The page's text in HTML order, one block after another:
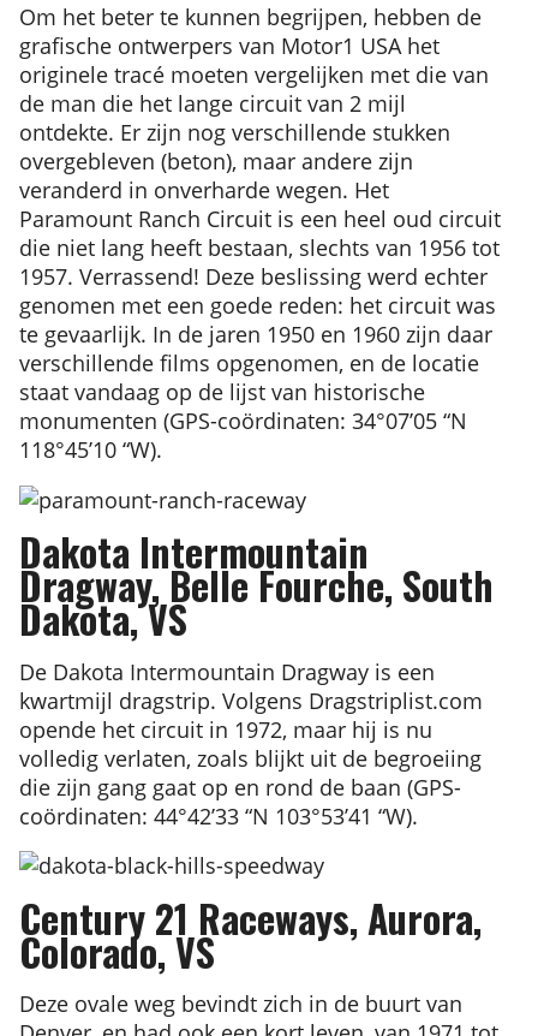
Om het beter te kunnen begrijpen, hebben de
grafische ontwerpers van Motor1 USA het
originele tracé moeten vergelijken met die van
de man die het lange circuit van 2 mijl
ontdekte. Er zijn nog verschillende stukken
overgebleven (beton), maar andere zijn
veranderd in onverharde wegen. Het
Paramount Ranch Circuit is een heel oud circuit
die niet lang heeft bestaan, slechts van 1956 tot
1957. Verrassend! Deze beslissing werd echter
genomen met een goede reden: het circuit was
te gevaarlijk. In de jaren 1950 en 1960 zijn daar
verschillende films opgenomen, en de locatie
staat vandaag op de lijst van historische
monumenten (GPS-coördinaten: 34°07’05 “N
118°45’10 “W).
Dakota Intermountain
Dragway, Belle Fourche, South
Dakota, VS
De Dakota Intermountain Dragway is een
kwartmijl dragstrip. Volgens Dragstriplist.com
opende het circuit in 1972, maar hij is nu
volledig verlaten, zoals blijkt uit de begroeiing
die zijn gang gaat op en rond de baan (GPS-
coördinaten: 44°42’33 “N 103°53’41 “W).
Century 21 Raceways, Aurora,
Colorado, VS
Deze ovale weg bevindt zich in de buurt van